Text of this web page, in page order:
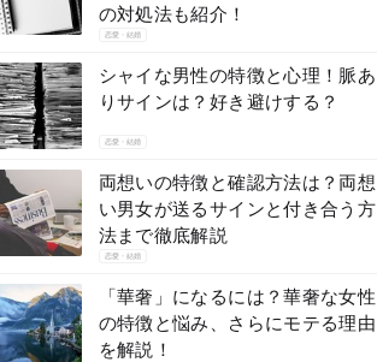
の対処法も紹介！
恋愛・結婚
シャイな男性の特徴と心理！脈あ
りサインは？好き避けする？
恋愛・結婚
両想いの特徴と確認方法は？両想
い男女が送るサインと付き合う方
法まで徹底解説
恋愛・結婚
「華奢」になるには？華奢な女性
の特徴と悩み、さらにモテる理由
を解説！